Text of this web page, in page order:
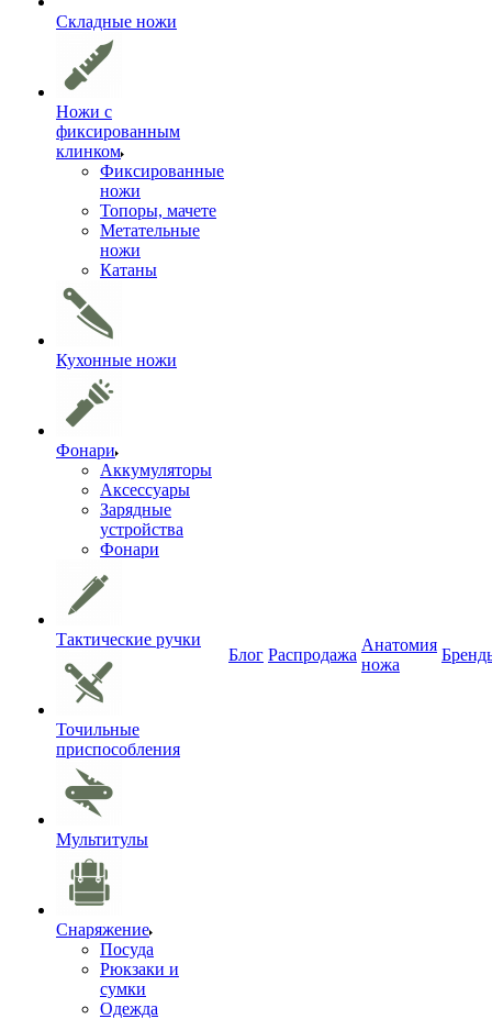
Складные ножи
Ножи с
фиксированным
клинком
Фиксированные
ножи
Топоры, мачете
Метательные
ножи
Катаны
Кухонные ножи
Фонари
Аккумуляторы
Аксессуары
Зарядные
устройства
Фонари
Тактические ручки
Точильные
приспособления
Мультитулы
Снаряжение
Посуда
Рюкзаки и
сумки
Одежда
Блог Распродажа
Анатомия
ножа